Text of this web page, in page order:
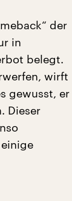
der
in
belegt.
wirft
gewusst, er
Dieser